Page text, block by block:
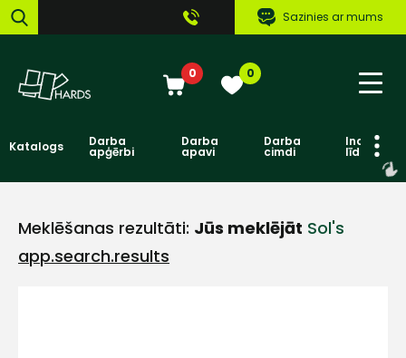
Sazinies ar mums
0 0
Katalogs Darba
apģērbi
Darba
apavi
Darba
cimdi līdzekļi
Meklēšanas rezultāti: Jūs meklējāt Sol's
app.search.results